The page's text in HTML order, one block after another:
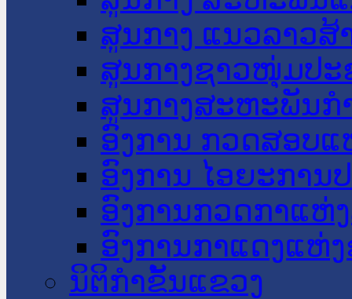
ສູນກາງ ແນວລາວສ້
ສູນກາງຊາວໜຸ່ມປະ
ສູນກາງສະຫະພັນກ
ອົງການ ກວດສອບແ
ອົງການ ໄອຍະການ
ອົງການກວດກາແຫ່
ອົງການກາແດງແຫ່
ນິຕິກໍາຂັ້ນແຂວງ